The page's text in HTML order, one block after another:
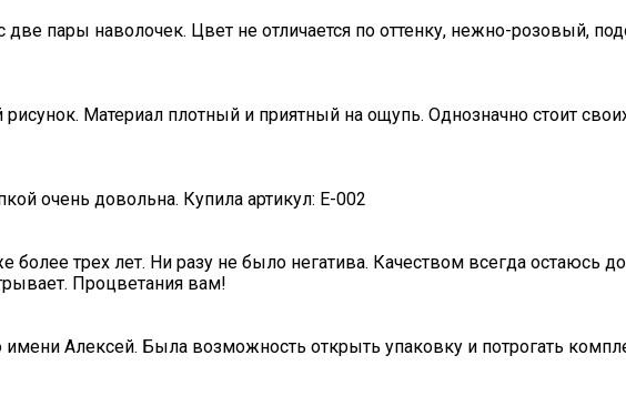
пары наволочек. Цвет не отличается по оттенку, нежно-розовый,
Материал плотный и приятный на ощупь. Однозначно стоит
очень довольна. Купила артикул: E-002
трех лет. Ни разу не было негатива. Качеством всегда остаюсь
Процветания вам!
Алексей. Была возможность открыть упаковку и потрогать